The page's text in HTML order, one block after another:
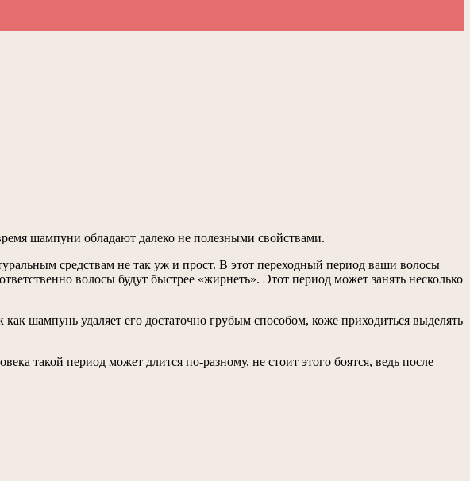
шампуни обладают далеко не полезными свойствами.
средствам не так уж и прост. В этот переходный период ваши волосы
волосы будут быстрее «жирнеть». Этот период может занять несколько
шампунь удаляет его достаточно грубым способом, коже приходиться выделять
такой период может длится по-разному, не стоит этого боятся, ведь после